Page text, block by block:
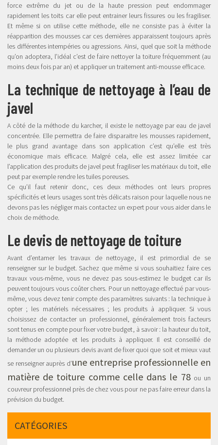
force extrême du jet ou de la haute pression peut endommager
rapidement les toits car elle peut entrainer leurs fissures ou les fragiliser.
Et même si on utilise cette méthode, elle ne consiste pas à éviter la
réapparition des mousses car ces dernières apparaissent toujours après
les différentes intempéries ou agressions. Ainsi, quel que soit la méthode
qu’on adoptera, l’idéal c’est de faire nettoyer la toiture fréquemment (au
moins deux fois par an) et appliquer un traitement anti-mousse efficace.
La technique de nettoyage à l’eau de
javel
A côté de la méthode du karcher, il existe le nettoyage par eau de javel
concentrée. Elle permettra de faire disparaitre les mousses rapidement,
le plus grand avantage dans son application c’est qu’elle est très
économique mais efficace. Malgré cela, elle est assez limitée car
l’application des produits de javel peut fragiliser les matériaux du toit, elle
peut par exemple rendre les tuiles poreuses.
Ce qu’il faut retenir donc, ces deux méthodes ont leurs propres
spécificités et leurs usages sont très délicats raison pour laquelle nous ne
devons pas les négliger mais contactez un expert pour vous aider dans le
choix de méthode.
Le devis de nettoyage de toiture
Avant d’entamer les travaux de nettoyage, il est primordial de se
renseigner sur le budget. Sachez que même si vous souhaitiez faire ces
travaux vous-même, vous ne devez pas sous-estimez le budget car ils
peuvent toujours vous coûter chers. Pour un nettoyage effectué par vous-
même, vous devez tenir compte des paramètres suivants : la technique à
opter ; les matériels nécessaires ; les produits à appliquer. Si vous
choisissez de contacter un professionnel, généralement trois facteurs
sont tenus en compte pour fixer votre budget, à savoir : la hauteur du toit,
la méthode adoptée et les produits à appliquer. Il est conseillé de
demander un ou plusieurs devis avant de fixer quoi que soit et mieux vaut
se renseigner auprès d’une entreprise professionnelle en
matière de toiture comme celle dans le 78ou un
couvreur professionnel près de chez vous pour ne pas faire erreur dans la
prévision du budget.
CATÉGORIES